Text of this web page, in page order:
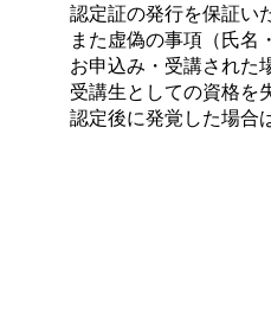
認定証の発行を保証い
また虚偽の事項（氏名
お申込み・受講された
受講生としての資格を
認定後に発覚した場合